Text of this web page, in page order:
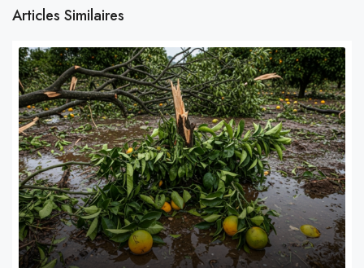
Articles Similaires